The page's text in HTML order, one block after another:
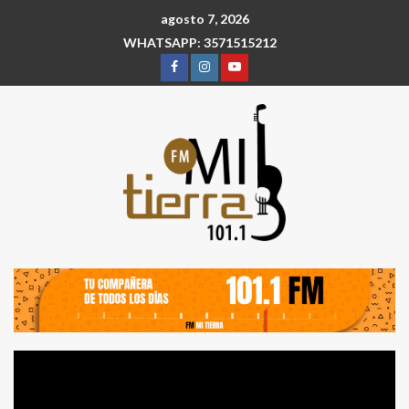
agosto 7, 2026
WHATSAPP: 3571515212